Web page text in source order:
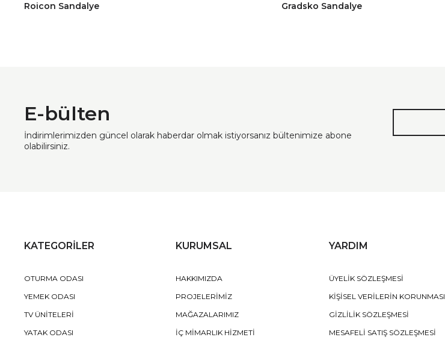
Roicon Sandalye Gradsko Sandalye
E-bülten
İndirimlerimizden güncel olarak haberdar olmak istiyorsanız bültenimize abone
olabilirsiniz.
KATEGORİLER
OTURMA ODASI
YEMEK ODASI
TV ÜNİTELERİ
YATAK ODASI
KURUMSAL
HAKKIMIZDA
PROJELERİMİZ
MAĞAZALARIMIZ
İÇ MİMARLIK HİZMETİ
YARDIM
ÜYELİK SÖZLEŞMESİ
KİŞİSEL VERİLERİN KORUNMASI
GİZLİLİK SÖZLEŞMESİ
MESAFELİ SATIŞ SÖZLEŞMESİ